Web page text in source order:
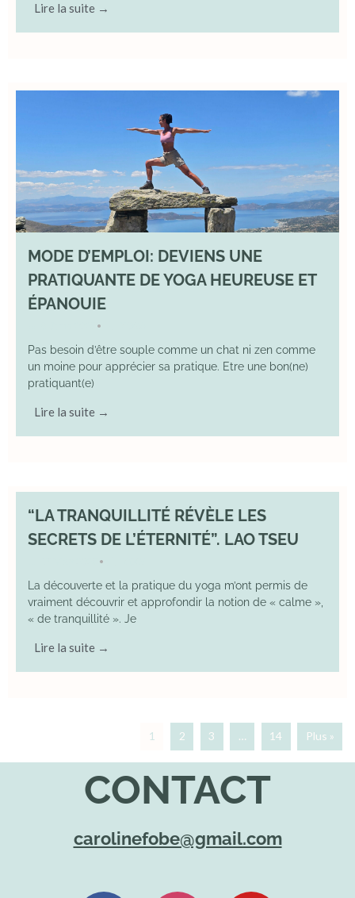
Lire la suite →
MODE D’EMPLOI: DEVIENS UNE
PRATIQUANTE DE YOGA HEUREUSE ET
ÉPANOUIE
•
Pas besoin d’être souple comme un chat ni zen comme
un moine pour apprécier sa pratique. Etre une bon(ne)
pratiquant(e)
Lire la suite →
“LA TRANQUILLITÉ RÉVÈLE LES
SECRETS DE L’ÉTERNITÉ”. LAO TSEU
•
La découverte et la pratique du yoga m’ont permis de
vraiment découvrir et approfondir la notion de « calme »,
« de tranquillité ». Je
Lire la suite →
1 2 3 … 14 Plus »
CONTACT
carolinefobe@gmail.com